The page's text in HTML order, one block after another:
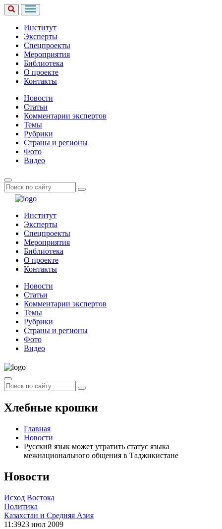
Институт
Эксперты
Спецпроекты
Мероприятия
Библиотека
О проекте
Контакты
Новости
Статьи
Комментарии экспертов
Темы
Рубрики
Страны и регионы
Фото
Видео
Институт
Эксперты
Спецпроекты
Мероприятия
Библиотека
О проекте
Контакты
Новости
Статьи
Комментарии экспертов
Темы
Рубрики
Страны и регионы
Фото
Видео
Хлебные крошки
Главная
Новости
Русский язык может утратить статус языка
межнационального общения в Таджикистане
Новости
Исход Востока
Политика
Казахстан и Средняя Азия
11:3923 июл 2009